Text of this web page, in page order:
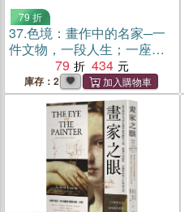
79 折
37.色境：畫作中的名家─一
件文物，一段人生；一座博
物館，一部文明史！
79 434
庫存：2